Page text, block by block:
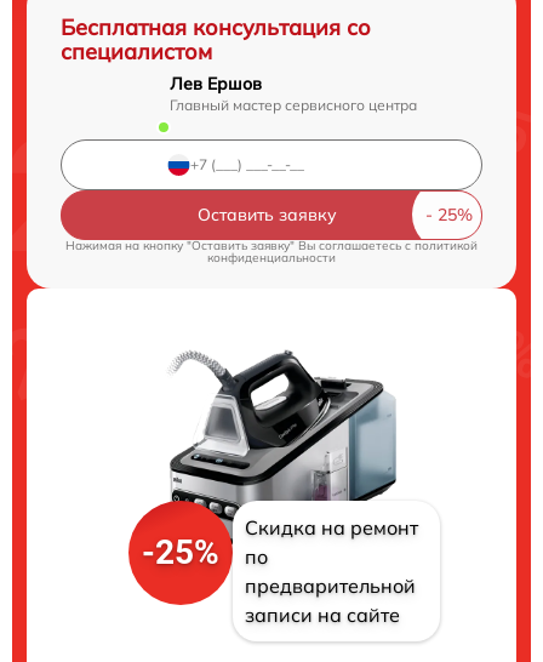
Бесплатная консультация со
специалистом
Лев Ершов
Главный мастер сервисного центра
Оставить заявку
Нажимая на кнопку "Оставить заявку" Вы соглашаетесь cполитикой
конфиденциальности
-25%
Скидка на ремонт
по
предварительной
записи на сайте